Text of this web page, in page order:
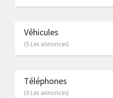
Véhicules
(5 Les annonces)
Téléphones
(0 Les annonces)